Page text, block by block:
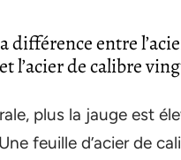
différence entre
l’acier de calibre
plus la jauge est
feuille d’acier de